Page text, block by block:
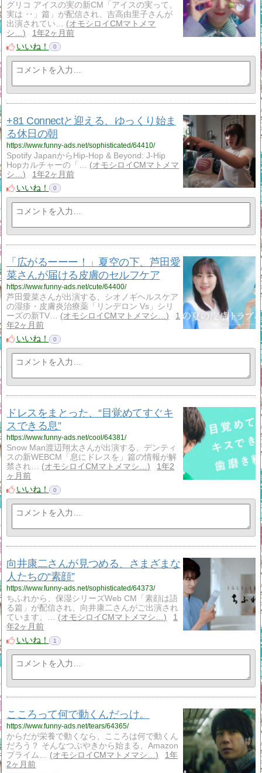
グリコ アイスの実の新CM「アイスの実って、
実は ‥」篇」が配信され、吉高由里子さんが
出演されてい…
オモシロイCMマトメマ
シ…
1年2ヶ月前
いいね！
0
+81 Connectと迎える、ゆっくり始ま
る休日の朝
https://www.funny-ads.net/sophisticated/64410/
Spotify JapanからHip-Hop & Beyond: J-Hip
Hopカルチャーの「…
オモシロイCMマトメマ
シ…
1年2ヶ月前
いいね！
0
「広がるーーー！」夏空の下、芦田愛
菜さんが届ける皮膚のセルフケア
https://www.funny-ads.net/cute/64400/
芦田愛菜さんが出演する、シオノギヘルスケア
の湿疹・皮膚炎治療薬「リンデロン Vs」シリ
ーズの新TV…
オモシロイCMマトメマシ…
1
年2ヶ月前
いいね！
0
ドレスをまとった、“目覚めてすぐキ
スできる息”
https://www.funny-ads.net/cool/64381/
Snow Man渡辺翔太さんが出演する、デンティ
スの新WEBCM「息にドレスを」篇の情報が解
禁され…
オモシロイCMマトメマシ…
1年2
ヶ月前
いいね！
0
向井康二さんが見つめる、さまざまな
人たちの“素顔”
https://www.funny-ads.net/sophisticated/64373/
ちふれから、保湿シリーズWeb CM「素顔は語
る篇」が配信され、向井康二さんがご出演され
ています。…
オモシロイCMマトメマシ…
1
年2ヶ月前
いいね！
1
こころって何で動くんだっけ。
https://www.funny-ads.net/tears/64365/
からだが栄養で動くなら、こころは何で動くん
だろう？ そんなつぶやきから始まる、Amazon
プライム…
オモシロイCMマトメマシ…
1年
2ヶ月前